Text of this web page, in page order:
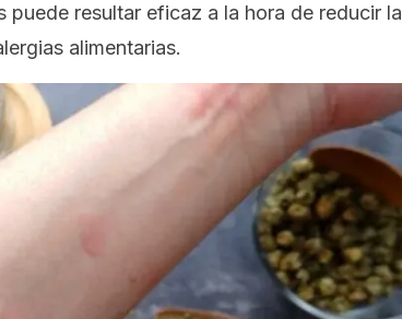
resultar eficaz a la hora de reducir la
alimentarias.